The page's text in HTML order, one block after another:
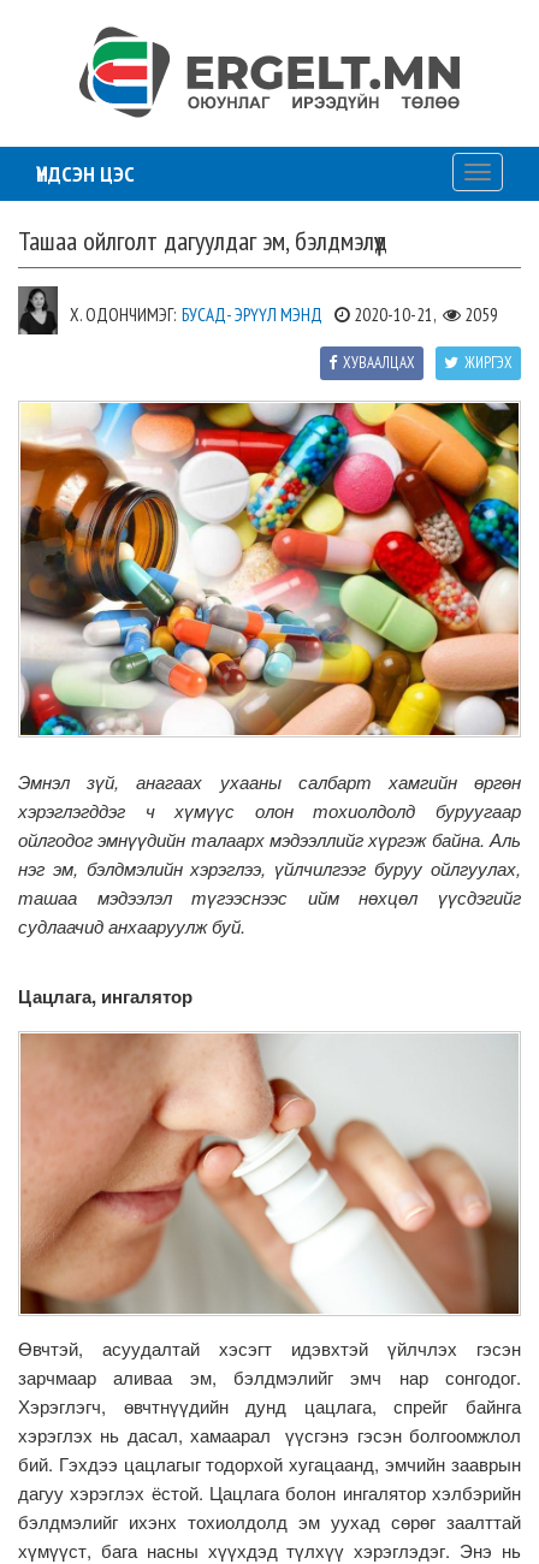
ҮНДСЭН ЦЭС
Toggle
Ташаа ойлголт дагуулдаг эм, бэлдмэлүүд
Х. ОДОНЧИМЭГ: БУСАД- ЭРҮҮЛ МЭНД 2020-10-21, 2059
ЖИРГЭХ
ХУВААЛЦАХ
Эмнэл зүй, анагаах ухааны салбарт хамгийн өргөн
хэрэглэгддэг ч хүмүүс олон тохиолдолд буруугаар
ойлгодог эмнүүдийн талаарх мэдээллийг хүргэж байна. Аль
нэг эм, бэлдмэлийн хэрэглээ, үйлчилгээг буруу ойлгуулах,
ташаа мэдээлэл түгээснээс ийм нөхцөл үүсдэгийг
судлаачид анхааруулж буй.
Цацлага, ингалятор
Өвчтэй, асуудалтай хэсэгт идэвхтэй үйлчлэх гэсэн
зарчмаар аливаа эм, бэлдмэлийг эмч нар сонгодог.
Хэрэглэгч, өвчтнүүдийн дунд цацлага, спрейг байнга
хэрэглэх нь дасал, хамаарал үүсгэнэ гэсэн болгоомжлол
бий. Гэхдээ цацлагыг тодорхой хугацаанд, эмчийн зааврын
дагуу хэрэглэх ёстой. Цацлага болон ингалятор хэлбэрийн
бэлдмэлийг ихэнх тохиолдолд эм уухад сөрөг заалттай
хүмүүст, бага насны хүүхдэд түлхүү хэрэглэдэг. Энэ нь